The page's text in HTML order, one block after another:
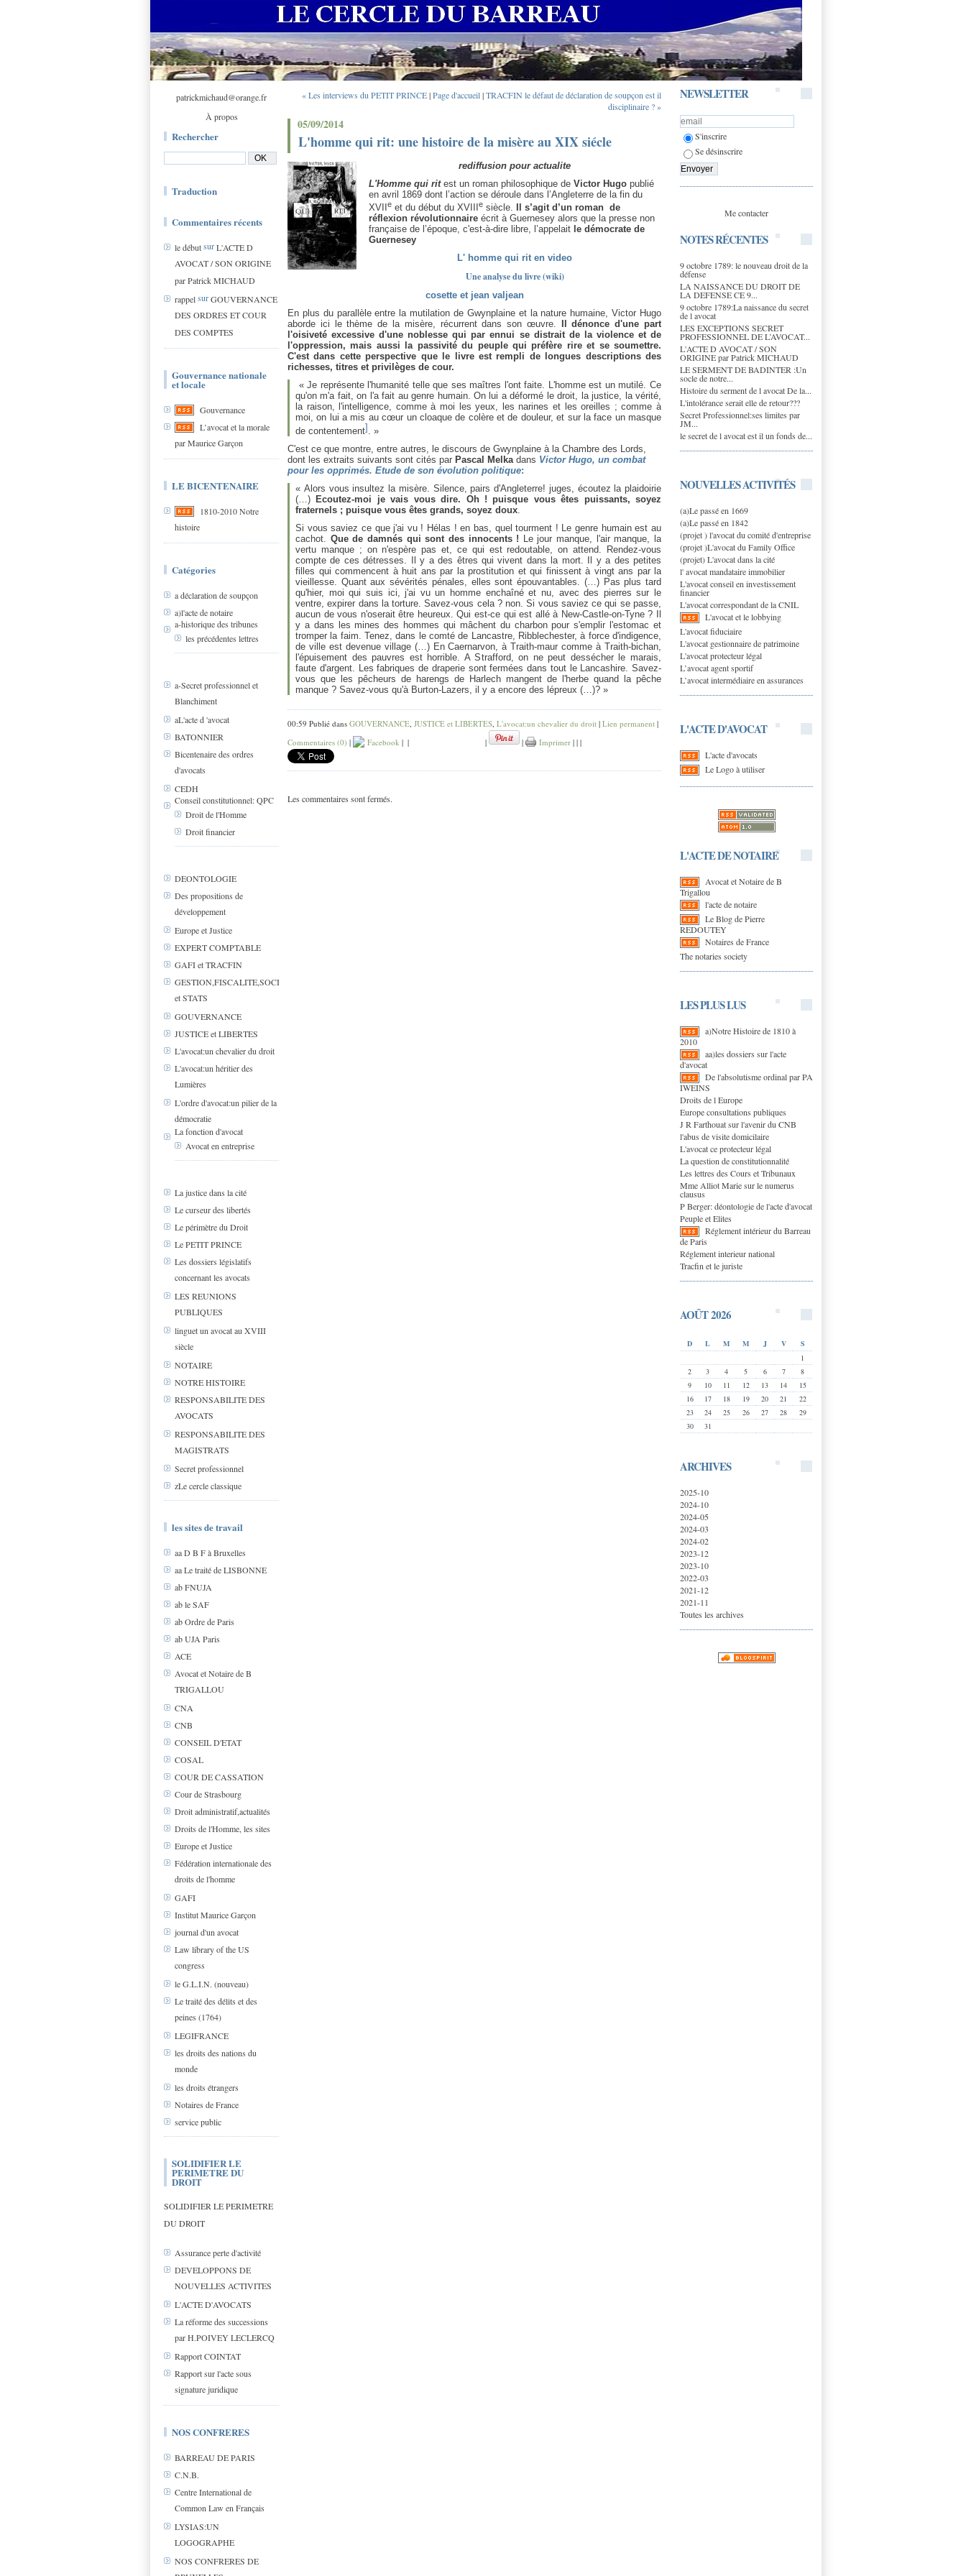
patrickmichaud@orange.fr
À propos
Rechercher
Traduction
Commentaires récents
le débutsurL'ACTE D
AVOCAT / SON ORIGINE
par Patrick MICHAUD
rappelsurGOUVERNANCE
DES ORDRES ET COUR
DES COMPTES
Gouvernance nationale
et locale
Gouvernance
L’avocat et la morale
par Maurice Garçon
LE BICENTENAIRE
1810-2010 Notre
histoire
Catégories
a déclaration de soupçon
a)l'acte de notaire
a-historique des tribunes
les précédentes lettres
a-Secret professionnel et
Blanchiment
aL'acte d 'avocat
BATONNIER
Bicentenaire des ordres
d'avocats
CEDH
Conseil constitutionnel: QPC
Droit de l'Homme
Droit financier
DEONTOLOGIE
Des propositions de
développement
Europe et Justice
EXPERT COMPTABLE
GAFI et TRACFIN
GESTION,FISCALITE,SOCIAL
et STATS
GOUVERNANCE
JUSTICE et LIBERTES
L'avocat:un chevalier du droit
L'avocat:un héritier des
Lumières
L'ordre d'avocat:un pilier de la
démocratie
La fonction d'avocat
Avocat en entreprise
La justice dans la cité
Le curseur des libertés
Le périmètre du Droit
Le PETIT PRINCE
Les dossiers législatifs
concernant les avocats
LES REUNIONS
PUBLIQUES
linguet un avocat au XVIII
siècle
NOTAIRE
NOTRE HISTOIRE
RESPONSABILITE DES
AVOCATS
RESPONSABILITE DES
MAGISTRATS
Secret professionnel
zLe cercle classique
les sites de travail
aa D B F à Bruxelles
aa Le traité de LISBONNE
ab FNUJA
ab le SAF
ab Ordre de Paris
ab UJA Paris
ACE
Avocat et Notaire de B
TRIGALLOU
CNA
CNB
CONSEIL D'ETAT
COSAL
COUR DE CASSATION
Cour de Strasbourg
Droit administratif,actualités
Droits de l'Homme, les sites
Europe et Justice
Fédération internationale des
droits de l'homme
GAFI
Institut Maurice Garçon
journal d'un avocat
Law library of the US
congress
le G.L.I.N. (nouveau)
Le traité des délits et des
peines (1764)
LEGIFRANCE
les droits des nations du
monde
les droits étrangers
Notaires de France
service public
SOLIDIFIER LE
PERIMETRE DU
DROIT
SOLIDIFIER LE PERIMETRE
DU DROIT
Assurance perte d'activité
DEVELOPPONS DE
NOUVELLES ACTIVITES
L'ACTE D'AVOCATS
La réforme des successions
par H.POIVEY LECLERCQ
Rapport COINTAT
Rapport sur l'acte sous
signature juridique
NOS CONFRERES
BARREAU DE PARIS
C.N.B.
Centre International de
Common Law en Français
LYSIAS:UN
LOGOGRAPHE
NOS CONFRERES DE
NEWSLETTER
S'inscrire
Se désinscrire
Me contacter
NOTES RÉCENTES
9 octobre 1789: le nouveau droit de la
défense
LA NAISSANCE DU DROIT DE
LA DEFENSE CE 9...
9 octobre 1789:La naissance du secret
de l avocat
LES EXCEPTIONS SECRET
PROFESSIONNEL DE L’AVOCAT...
L'ACTE D AVOCAT / SON
ORIGINE par Patrick MICHAUD
LE SERMENT DE BADINTER :Un
socle de notre...
Histoire du serment de l avocat De la...
L'intolérance serait elle de retour???
Secret Professionnel:ses limites par
JM...
le secret de l avocat est il un fonds de...
NOUVELLES ACTIVITÉS
(a)Le passé en 1669
(a)Le passé en 1842
(projet ) l'avocat du comité d'entreprise
(projet )L'avocat du Family Office
(projet) L'avocat dans la cité
l' avocat mandataire immobilier
L'avocat conseil en investissement
financier
L'avocat correspondant de la CNIL
L'avocat et le lobbying
L'avocat fiduciaire
L'avocat gestionnaire de patrimoine
L'avocat protecteur légal
L’avocat agent sportif
L’avocat intermédiaire en assurances
L'ACTE D'AVOCAT
L'acte d'avocats
Le Logo à utiliser
L'ACTE DE NOTAIRE
Avocat et Notaire de B
Trigallou
l'acte de notaire
Le Blog de Pierre
REDOUTEY
Notaires de France
The notaries society
LES PLUS LUS
a)Notre Histoire de 1810 à
2010
aa)les dossiers sur l'acte
d'avocat
De l'absolutisme ordinal par PA
IWEINS
Droits de l Europe
Europe consultations publiques
J R Farthouat sur l'avenir du CNB
l'abus de visite domicilaire
L'avocat ce protecteur légal
La question de constitutionnalité
Les lettres des Cours et Tribunaux
Mme Alliot Marie sur le numerus
clausus
P Berger: déontologie de l'acte d'avocat
Peuple et Elites
Réglement intérieur du Barreau
de Paris
Réglement interieur national
Tracfin et le juriste
AOÛT 2026
D L M M J V
S
1
2
3 4 5 6 7
8
9
10 11 12 13 14
15
16
17 18 19 20 21
22
23
24 25 26 27 28
29
30
31
ARCHIVES
2025-10
2024-10
2024-05
2024-03
2024-02
2023-12
2023-10
2022-03
2021-12
2021-11
Toutes les archives
« Les interviews du PETIT PRINCE|Page d'accueil|TRACFIN le défaut de déclaration de soupçon est il
disciplinaire ? »
05/09/2014
L'homme qui rit: une histoire de la misère au XIX siécle
rediffusion pour actualite
L'Homme qui ritest un roman philosophique de Victor Hugopublié
en avril 1869 dont l’action se déroule dans l’Angleterre de la fin du
XVII
eet du début du XVIII esiècle. Il s’agit d’un roman de
réflexion révolutionnaire écrit à Guernesey alors que la presse non
française de l’époque, c'est-à-dire libre, l’appelait le démocrate de
Guernesey
L' homme qui rit en video
Une analyse du livre (wiki)
cosette et jean valjean
En plus du parallèle entre la mutilation de Gwynplaine et la nature humaine, Victor Hugo
aborde ici le thème de la misère, récurrent dans son œuvre. Il dénonce d'une part
l'oisiveté excessive d'une noblesse qui par ennui se distrait de la violence et de
l'oppression, mais aussi la passivité du peuple qui préfère rire et se soumettre.
C'est dans cette perspective que le livre est rempli de longues descriptions des
richesses, titres et privilèges de cour.
« Je représente l'humanité telle que ses maîtres l'ont faite. L'homme est un mutilé. Ce
qu'on m'a fait, on l'a fait au genre humain. On lui a déformé le droit, la justice, la vérité,
la raison, l'intelligence, comme à moi les yeux, les narines et les oreilles ; comme à
moi, on lui a mis au cœur un cloaque de colère et de douleur, et sur la face un masque
de contentement . »
C'est ce que montre, entre autres, le discours de Gwynplaine à la Chambre des Lords,
dont les extraits suivants sont cités par Pascal Melkadans Victor Hugo, un combat
pour les opprimés. Etude de son évolution politique:
« Alors vous insultez la misère. Silence, pairs d'Angleterre! juges, écoutez la plaidoirie
(…) Ecoutez-moi je vais vous dire. Oh ! puisque vous êtes puissants, soyez
fraternels ; puisque vous êtes grands, soyez doux.
Si vous saviez ce que j'ai vu ! Hélas ! en bas, quel tourment ! Le genre humain est au
cachot. Que de damnés qui sont des innocents ! Le jour manque, l'air manque, la
vertu manque ; on n'espère pas et, ce qui est redoutable, on attend. Rendez-vous
compte de ces détresses. Il y a des êtres qui vivent dans la mort. Il y a des petites
filles qui commencent à huit ans par la prostitution et qui finissent à vingt ans par la
vieillesse. Quant aux sévérités pénales, elles sont épouvantables. (…) Pas plus tard
qu'hier, moi qui suis ici, j'ai vu un homme enchaîné et nu, avec des pierres sur le
ventre, expirer dans la torture. Savez-vous cela ? non. Si vous saviez ce qui se passe,
aucun de vous n'oserait être heureux. Qui est-ce qui est allé à New-Castle-on-Tyne ? Il
y a dans les mines des hommes qui mâchent du charbon pour s'emplir l'estomac et
tromper la faim. Tenez, dans le comté de Lancastre, Ribblechester, à force d'indigence,
de ville est devenue village (…) En Caernarvon, à Traith-maur comme à Traith-bichan,
l'épuisement des pauvres est horrible. A Strafford, on ne peut dessécher le marais,
faute d'argent. Les fabriques de draperie sont fermées dans tout le Lancashire. Savez-
vous que les pêcheurs de harengs de Harlech mangent de l'herbe quand la pêche
manque ? Savez-vous qu'à Burton-Lazers, il y a encore des lépreux (…)? »
00:59 Publié dans GOUVERNANCE, JUSTICE et LIBERTES, L'avocat:un chevalier du droit | Lien permanent |
Commentaires (0) | Facebook | | | | Imprimer | | |
Les commentaires sont fermés.